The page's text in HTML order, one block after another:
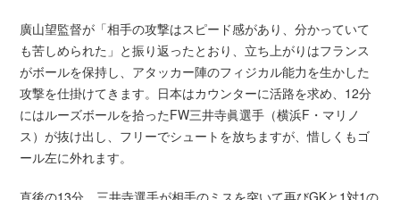
廣山望監督が「相手の攻撃はスピード感があり、分かっていて
も苦しめられた」と振り返ったとおり、立ち上がりはフランス
がボールを保持し、アタッカー陣のフィジカル能力を生かした
攻撃を仕掛けてきます。日本はカウンターに活路を求め、12分
にはルーズボールを拾ったFW三井寺眞選手（横浜F・マリノ
ス）が抜け出し、フリーでシュートを放ちますが、惜しくもゴ
ール左に外れます。